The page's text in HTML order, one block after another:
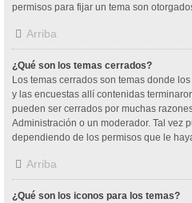
permisos para fijar un tema son
Arriba
¿Qué son los temas cerrados?
Los temas cerrados son temas donde
y las encuestas allí contenidas
pueden ser cerrados por muchas
Administración o un moderador. Tal vez
dependiendo de los permisos que le
Arriba
¿Qué son los iconos para los temas?